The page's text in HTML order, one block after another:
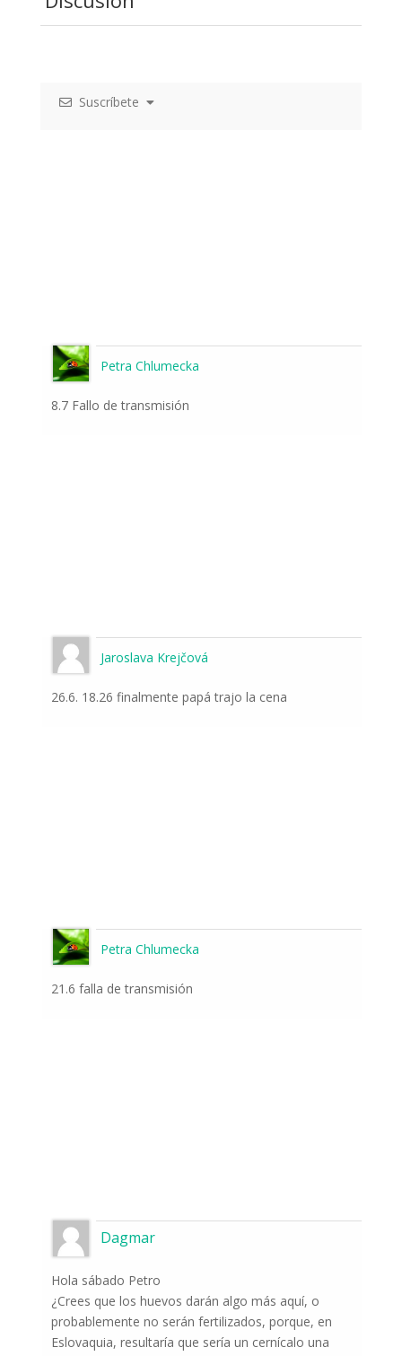
Suscríbete
Petra Chlumecka
8.7 Fallo de transmisión
Jaroslava Krejčová
26.6. 18.26 finalmente papá trajo la cena
Petra Chlumecka
21.6 falla de transmisión
Dagmar
Hola sábado Petro
¿Crees que los huevos darán algo más aquí, o
probablemente no serán fertilizados, porque, en
Eslovaquia, resultaría que sería un cernícalo una